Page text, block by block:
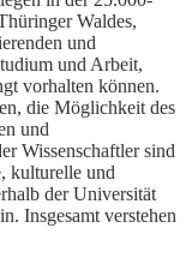
Waldes,
und
und Arbeit,
vorhalten können.
die Möglichkeit des
und
Wissenschaftler sind
kulturelle und
der Universität
Insgesamt verstehen